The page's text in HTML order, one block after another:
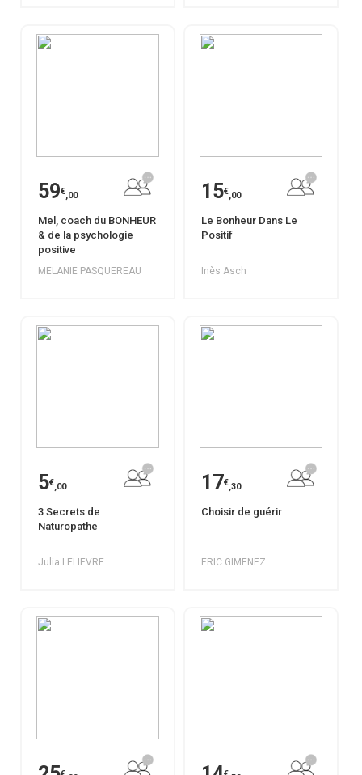
59€,00
Mel, coach du BONHEUR
& de la psychologie
positive
MELANIE PASQUEREAU
15€,00
Le Bonheur Dans Le
Positif
Inès Asch
5€,00
3 Secrets de
Naturopathe
Julia LELIEVRE
17€,30
Choisir de guérir
ERIC GIMENEZ